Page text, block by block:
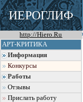
ИЕРОГЛИФ
http://Hiero.Ru
АРТ-КРИТИКА
Информация
Конкурсы
Работы
Отзывы
Прислать работу